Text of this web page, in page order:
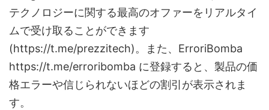
テクノロジーに関する最高のオファーをリアルタイ
ムで受け取ることができます
(https://t.me/prezzitech)。また、ErroriBomba
https://t.me/erroribomba に登録すると、製品の価
格エラーや信じられないほどの割引が表示されま
す。